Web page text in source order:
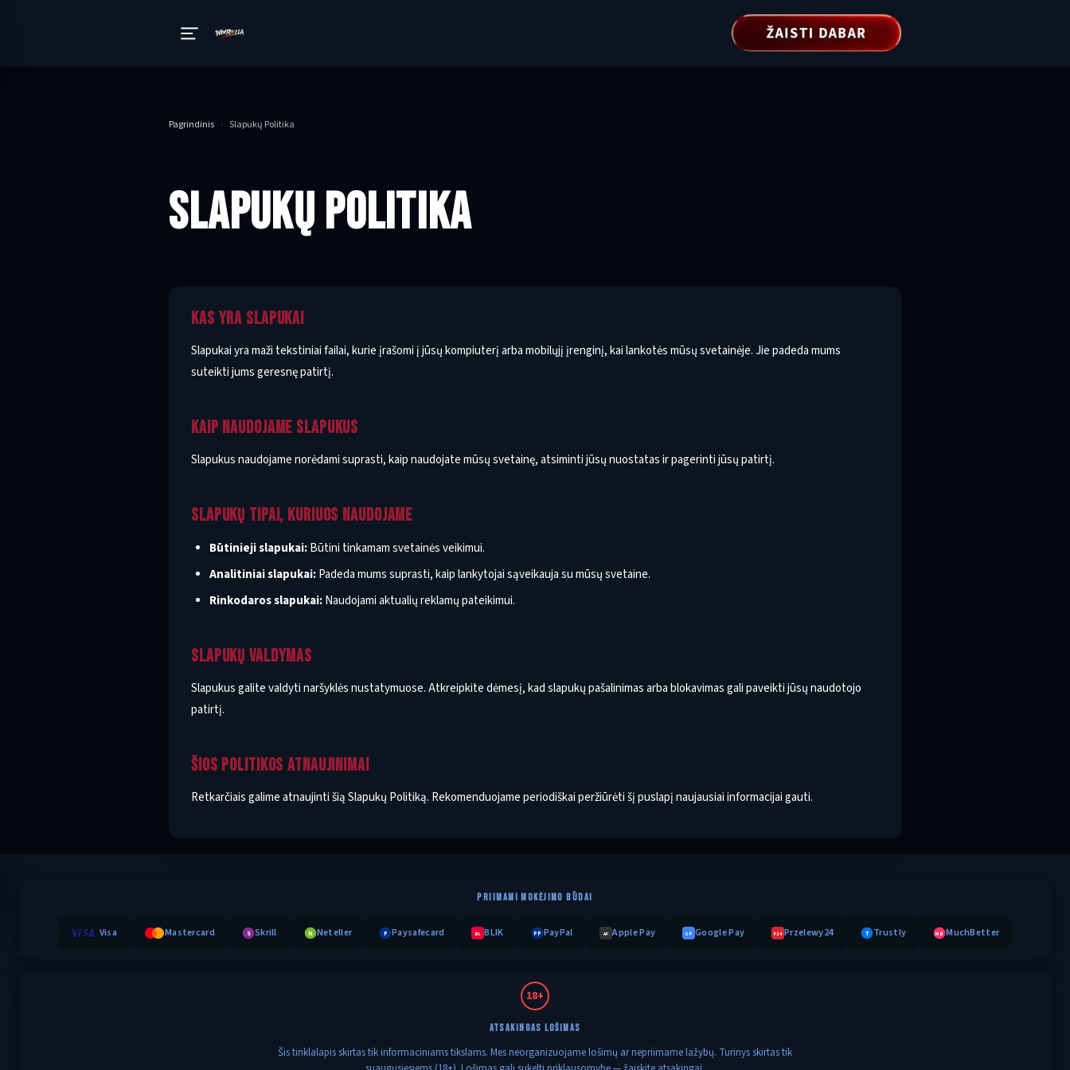
ŽAISTI DABAR
Pagrindinis › Slapukų Politika
SLAPUKŲ POLITIKA
KAS YRA SLAPUKAI
Slapukai yra maži tekstiniai failai, kurie įrašomi į jūsų kompiuterį arba mobilųjį įrenginį, kai lankotės mūsų svetainėje. Jie padeda mums
suteikti jums geresnę patirtį.
KAIP NAUDOJAME SLAPUKUS
Slapukus naudojame norėdami suprasti, kaip naudojate mūsų svetainę, atsiminti jūsų nuostatas ir pagerinti jūsų patirtį.
SLAPUKŲ TIPAI, KURIUOS NAUDOJAME
Būtinieji slapukai:Būtini tinkamam svetainės veikimui.
Analitiniai slapukai:Padeda mums suprasti, kaip lankytojai sąveikauja su mūsų svetaine.
Rinkodaros slapukai:Naudojami aktualių reklamų pateikimui.
SLAPUKŲ VALDYMAS
Slapukus galite valdyti naršyklės nustatymuose. Atkreipkite dėmesį, kad slapukų pašalinimas arba blokavimas gali paveikti jūsų naudotojo
patirtį.
ŠIOS POLITIKOS ATNAUJINIMAI
Retkarčiais galime atnaujinti šią Slapukų Politiką. Rekomenduojame periodiškai peržiūrėti šį puslapį naujausiai informacijai gauti.
PRIIMAMI MOKĖJIMO BŪDAI
Visa Mastercard S Skrill N Neteller P Paysafecard BL BLIK PP PayPal AP Apple Pay GP Google Pay P24 Przelewy24 T Trustly MB MuchBetter
18+
ATSAKINGAS LOŠIMAS
Šis tinklalapis skirtas tik informaciniams tikslams. Mes neorganizuojame lošimų ar nepriimame lažybų. Turinys skirtas tik